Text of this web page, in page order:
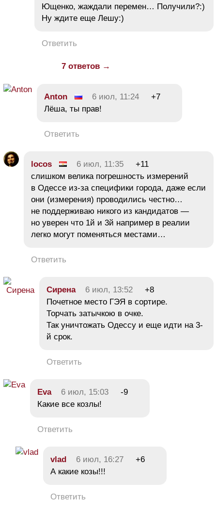
Ющенко, жаждали перемен… Получили?:)
Ну ждите еще Лешу:)
Ответить
7 ответов →
Anton 6 июл, 11:24
+7
Лёша, ты прав!
Ответить
locos 6 июл, 11:35
+11
слишком велика погрешность измерений
в Одессе из-за специфики города, даже если
они (измерения) проводились честно…
не поддерживаю никого из кандидатов —
но уверен что 1й и 3й например в реалии
легко могут поменяться местами…
Ответить
Сирена 6 июл, 13:52
+8
Почетное место ГЭЯ в сортире.
Торчать затычкою в очке.
Так уничтожать Одессу и еще идти на 3-
й срок.
Ответить
Eva 6 июл, 15:03
-9
Какие все козлы!
Ответить
vlad 6 июл, 16:27
+6
А какие козы!!!
Ответить